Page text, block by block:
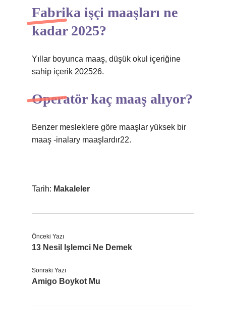
Fabrika işçi maaşları ne
kadar 2025?
Yıllar boyunca maaş, düşük okul içeriğine
sahip içerik 202526.
Operatör kaç maaş alıyor?
Benzer mesleklere göre maaşlar yüksek bir
maaş -inalary maaşlardır22.
Tarih: Makaleler
Önceki Yazı
13 Nesil Işlemci Ne Demek
Sonraki Yazı
Amigo Boykot Mu